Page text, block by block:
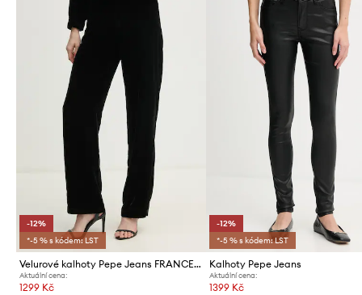
-12%
*-5 % s kódem: LST
Velurové kalhoty Pepe Jeans FRANCES
Aktuální cena:
1299 Kč
-12%
*-5 % s kódem: LST
Kalhoty Pepe Jeans
Aktuální cena:
1399 Kč